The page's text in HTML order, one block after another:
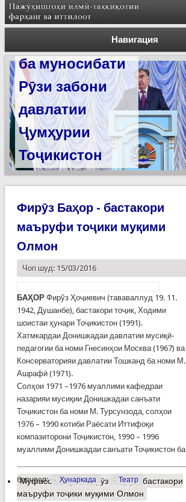
Навигация
Суханронии
Пешвои миллат
ба муносибати
Рӯзи забони
давлатии
Ҷумҳурии
Тоҷикистон
Силсилаи
ёдгориҳои роҳи
абрешим барои
сабт дар
феҳристи
ЮНЕСКО омода
мешаванд
Фирӯз Баҳор - бастакори
маъруфи тоҷики муқими
Олмон
Чоп шуд: 15/03/2016
БАҲОРФирўз Ҳоҷиевич (тававаллуд 19. 11.
1942, Душанбе), бастакори тоҷик, Ходими
шоистаи ҳунари Тоҷикистон (1991).
Хатмкардаи Донишкадаи давлатии мусиқӣ-
педагогии ба номи Гнесинҳои Москва (1967) ва
Консерваторияи давлатии Тошканд ба номи М.
Ашрафӣ (1971).
Солҳои 1971 –1976 муаллими кафедраи
назарияи мусиқии Донишкадаи санъати
Тоҷикистон ба номи М. Турсунзода, солҳои
1976 – 1990 котиби Раёсати Иттифоқи
компазиторони Тоҷикистон, 1990 – 1996
муаллими Донишкадаи санъати Тоҷикистон ба
барчасп: Ҳунаркада Театр
Муфассалтаро Фирӯз Баҳор - бастакори
маъруфи тоҷики муқими Олмон